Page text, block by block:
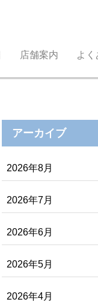
店舗案内 よ
アーカイブ
2026年8月
2026年7月
2026年6月
2026年5月
2026年4月